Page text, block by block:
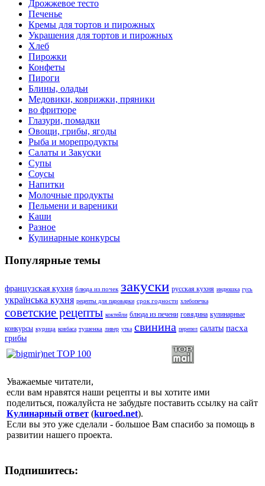
Дрожжевое тесто
Печенье
Кремы для тортов и пирожных
Украшения для тортов и пирожных
Хлеб
Пирожки
Конфеты
Пироги
Блины, оладьи
Медовики, коврижки, пряники
во фритюре
Глазури, помадки
Овощи, грибы, ягоды
Рыба и морепродукты
Салаты и Закуски
Супы
Соусы
Напитки
Молочные продукты
Пельмени и вареники
Каши
Разное
Кулинарные конкурсы
Популярные темы
французская кухня блюда из почек закуски русская кухня индюшка гусь
українська кухня рецепты для пароварки срок годности хлебопечка
советские рецепты коктейли блюда из печени говядина кулинарные
конкурсы курица ковбаса тушенка ливер утка свинина перепел салаты пасха
грибы
Уважаемые читатели,
если вам нравятся наши рецепты и вы хотите ими
поделиться, пожалуйста не забудьте поставить ссылку на сайт
Кулинарный ответ (kuroed.net).
Если вы это уже сделали - большое Вам спасибо за помощь в
развитии нашего проекта.
Подпишитесь: